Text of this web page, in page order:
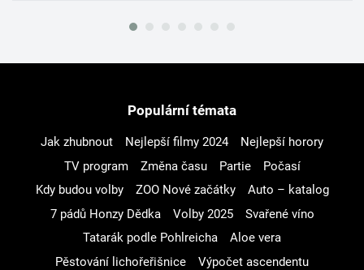
Populární témata
Jak zhubnout Nejlepší filmy 2024
Nejlepší horory
TV program
Změna času Partie
Počasí
Kdy budou volby
ZOO Nové začátky
Auto – katalog
7 pádů Honzy Dědka
Volby 2025
Svařené víno
Tatarák podle Pohlreicha
Aloe vera
Pěstování lichořeřišnice
Výpočet ascendentu